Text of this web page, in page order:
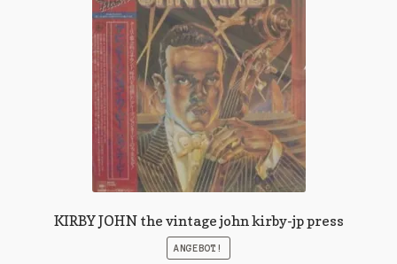
KIRBY JOHN the vintage john kirby-jp press
ANGEBOT!